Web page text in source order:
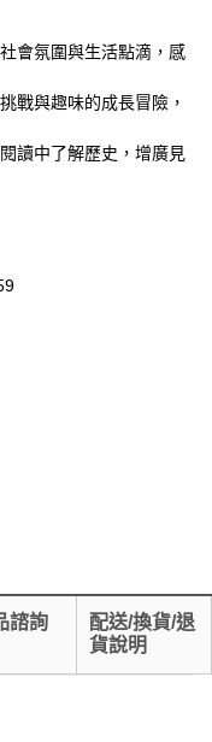
會氛圍與生活點滴，感
戰與趣味的成長冒險，
讀中了解歷史，增廣見
諮詢
配送/換貨/退
貨說明